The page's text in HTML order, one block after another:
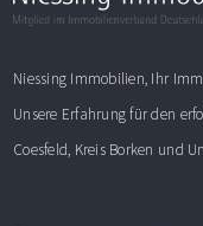
Niessing Immobilien, Ihr
Unsere Erfahrung für den
Coesfeld, Kreis Borken und